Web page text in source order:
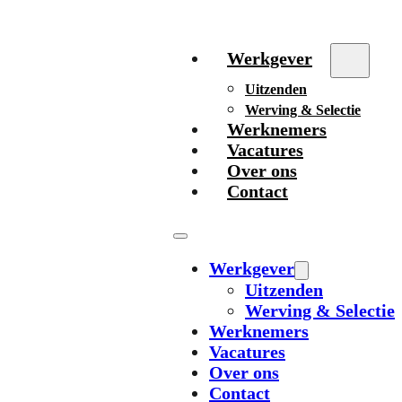
Werkgever
Uitzenden
Werving & Selectie
Werknemers
Vacatures
Over ons
Contact
Werkgever
Uitzenden
Werving & Selectie
Werknemers
Vacatures
Over ons
Contact